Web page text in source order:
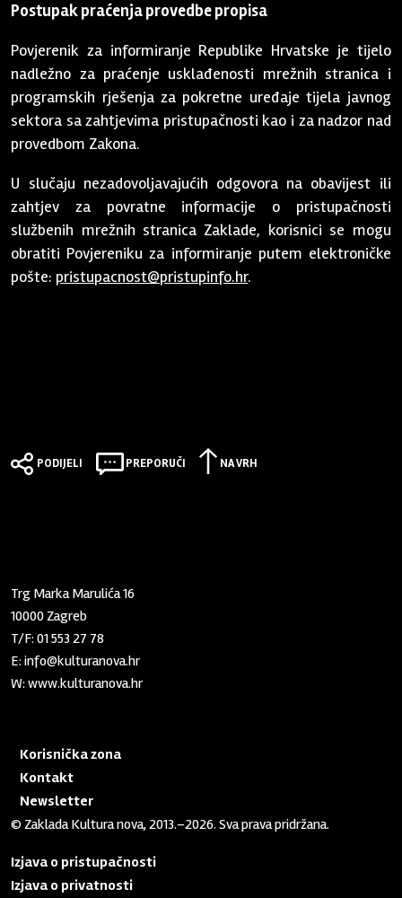
Postupak praćenja provedbe propisa
Povjerenik za informiranje Republike Hrvatske je tijelo
nadležno za praćenje usklađenosti mrežnih stranica i
programskih rješenja za pokretne uređaje tijela javnog
sektora sa zahtjevima pristupačnosti kao i za nadzor nad
provedbom Zakona.
U slučaju nezadovoljavajućih odgovora na obavijest ili
zahtjev za povratne informacije o pristupačnosti
službenih mrežnih stranica Zaklade, korisnici se mogu
obratiti Povjereniku za informiranje putem elektroničke
pošte: pristupacnost@pristupinfo.hr.
PODIJELI PREPORUČI NA VRH
Trg Marka Marulića 16
10000 Zagreb
T/F:01 553 27 78
E:info@kulturanova.hr
W:www.kulturanova.hr
Korisnička zona
Kontakt
Newsletter
© Zaklada Kultura nova, 2013.–2026. Sva prava pridržana.
Izjava o pristupačnosti
Izjava o privatnosti